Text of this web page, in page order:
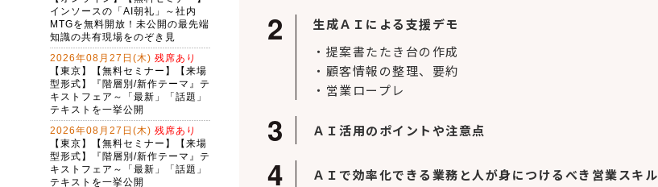
生成ＡＩによる支援デモ
・提案書たたき台の作成
・顧客情報の整理、要約
・営業ロープレ
ＡＩ活用のポイントや注意点
ＡＩで効率化できる業務と人が身につけるべき営業スキル